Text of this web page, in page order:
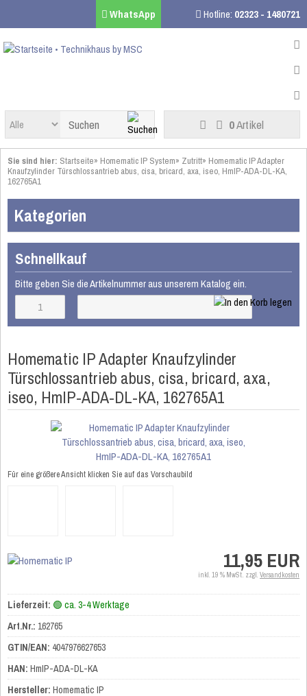
WhatsApp Hotline: 02323 - 1480721
0Artikel
Sie sind hier: Startseite» Homematic IP System» Zutritt» Homematic IP Adapter
Knaufzylinder Türschlossantrieb abus, cisa, bricard, axa, iseo, HmIP-ADA-DL-KA,
162765A1
Kategorien
Schnellkauf
Bitte geben Sie die Artikelnummer aus unserem Katalog ein.
Homematic IP Adapter Knaufzylinder
Türschlossantrieb abus, cisa, bricard, axa,
iseo, HmIP-ADA-DL-KA, 162765A1
Für eine größere Ansicht klicken Sie auf das Vorschaubild
11,95 EUR
inkl. 19 % MwSt. zzgl. Versandkosten
Lieferzeit: 🟢 ca. 3-4 Werktage
Art.Nr.: 162765
GTIN/EAN: 4047976627653
HAN: HmIP-ADA-DL-KA
Hersteller: Homematic IP